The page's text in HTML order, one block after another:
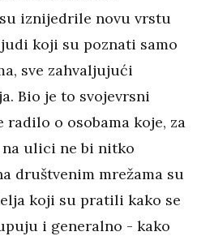
iznijedrile novu vrstu
koji su poznati samo
sve zahvaljujući
Bio je to svojevrsni
radilo o osobama koje, za
ulici ne bi nitko
društvenim mrežama su
koji su pratili kako se
i generalno - kako